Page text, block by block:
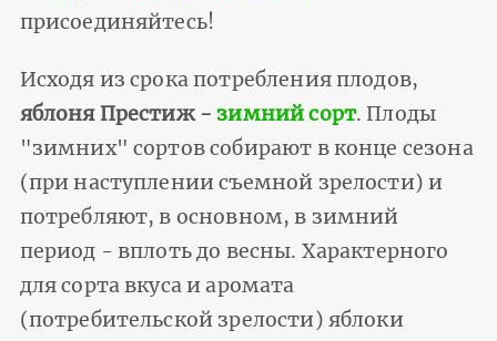
присоединяйтесь!
Исходя из срока потребления плодов,
яблоня Престиж - зимний сорт. Плоды
"зимних" сортов собирают в конце сезона
(при наступлении съемной зрелости) и
потребляют, в основном, в зимний
период - вплоть до весны. Характерного
для сорта вкуса и аромата
(потребительской зрелости) яблоки